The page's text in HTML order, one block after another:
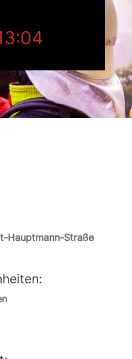
Hauptmann-Straße